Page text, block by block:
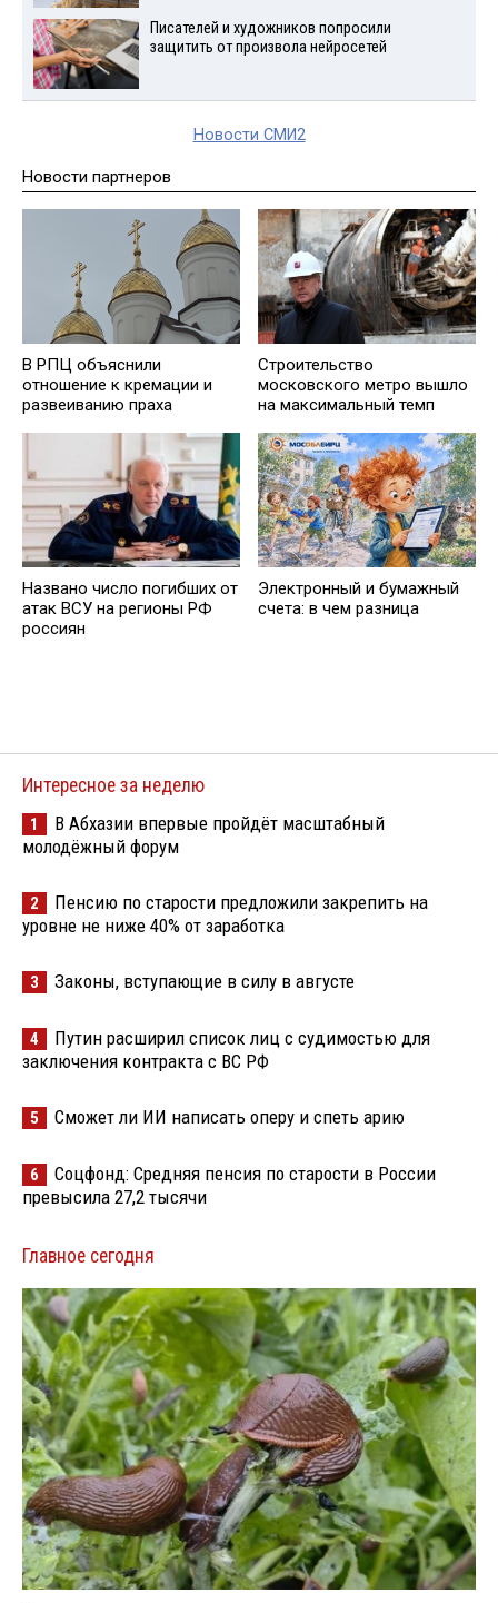
Писателей и художников попросили
защитить от произвола нейросетей
Новости СМИ2
Новости партнеров
В РПЦ объяснили
отношение к кремации и
развеиванию праха
Строительство
московского метро вышло
на максимальный темп
Названо число погибших от
атак ВСУ на регионы РФ
россиян
Электронный и бумажный
счета: в чем разница
Интересное за неделю
1
В Абхазии впервые пройдёт масштабный
молодёжный форум
2
Пенсию по старости предложили закрепить на
уровне не ниже 40% от заработка
3 Законы, вступающие в силу в августе
4
Путин расширил список лиц с судимостью для
заключения контракта с ВС РФ
5 Сможет ли ИИ написать оперу и спеть арию
6
Соцфонд: Средняя пенсия по старости в России
превысила 27,2 тысячи
Главное сегодня